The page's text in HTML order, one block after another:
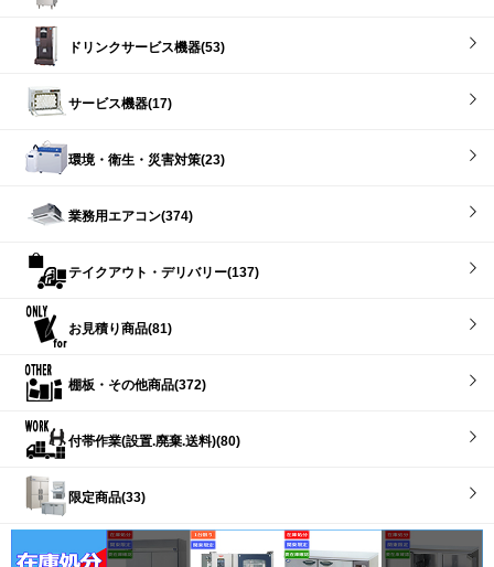
ドリンクサービス機器(53)
サービス機器(17)
環境・衛生・災害対策(23)
業務用エアコン(374)
テイクアウト・デリバリー(137)
お見積り商品(81)
棚板・その他商品(372)
付帯作業(設置.廃棄.送料)(80)
限定商品(33)